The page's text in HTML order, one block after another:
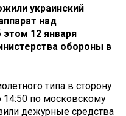
украинский
над
12 января
обороны в
типа в сторону
14:50 по московскому
дежурные средства